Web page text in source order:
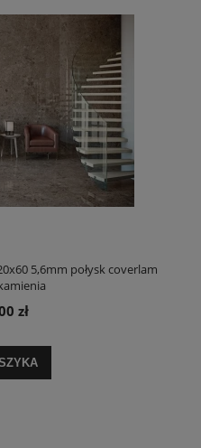
5,6mm połysk coverlam
zł